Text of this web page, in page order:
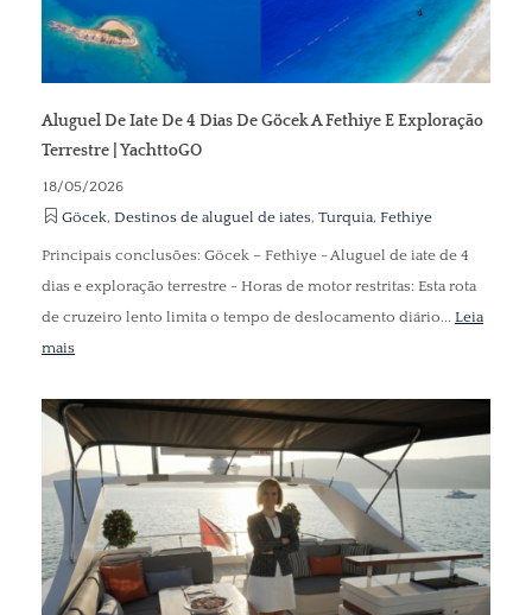
Aluguel De Iate De 4 Dias De Göcek A Fethiye E Exploração
Terrestre | YachttoGO
18/05/2026
Göcek, Destinos de aluguel de iates, Turquia, Fethiye
Principais conclusões: Göcek – Fethiye - Aluguel de iate de 4
dias e exploração terrestre - Horas de motor restritas: Esta rota
de cruzeiro lento limita o tempo de deslocamento diário... Leia
mais